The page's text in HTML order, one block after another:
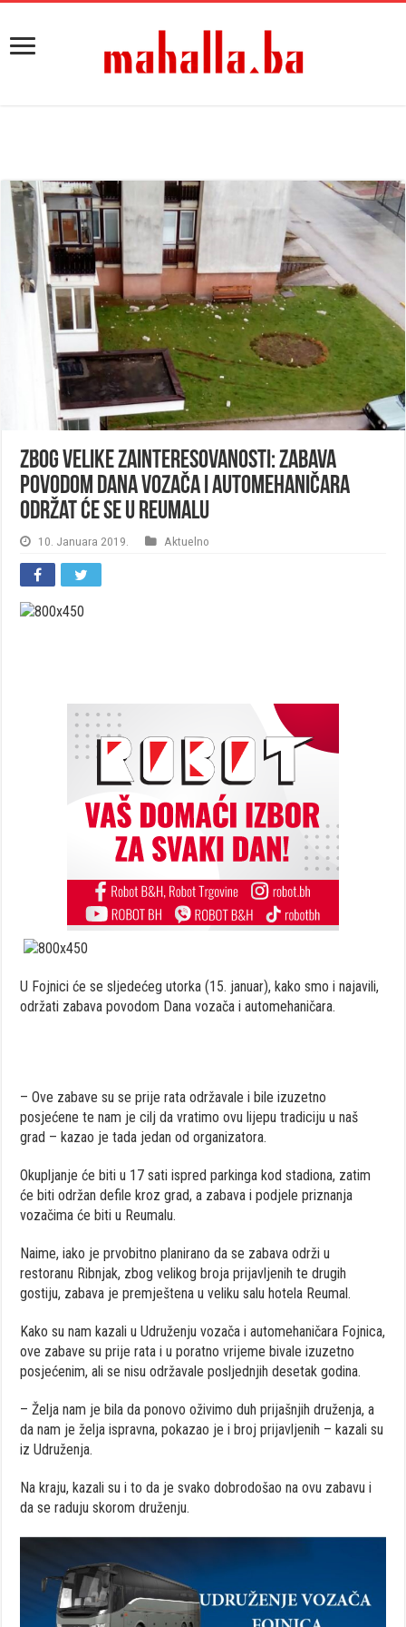
Zbog velike zainteresovanosti: Zabava
povodom Dana vozača i automehaničara
održat će se u Reumalu
10. Januara 2019. Aktuelno
U Fojnici će se sljedećeg utorka (15. januar), kako smo i najavili,
održati zabava povodom Dana vozača i automehaničara.
– Ove zabave su se prije rata održavale i bile izuzetno
posjećene te nam je cilj da vratimo ovu lijepu tradiciju u naš
grad – kazao je tada jedan od organizatora.
Okupljanje će biti u 17 sati ispred parkinga kod stadiona, zatim
će biti održan defile kroz grad, a zabava i podjele priznanja
vozačima će biti u Reumalu.
Naime, iako je prvobitno planirano da se zabava održi u
restoranu Ribnjak, zbog velikog broja prijavljenih te drugih
gostiju, zabava je premještena u veliku salu hotela Reumal.
Kako su nam kazali u Udruženju vozača i automehaničara Fojnica,
ove zabave su prije rata i u poratno vrijeme bivale izuzetno
posjećenim, ali se nisu održavale posljednjih desetak godina.
– Želja nam je bila da ponovo oživimo duh prijašnjih druženja, a
da nam je želja ispravna, pokazao je i broj prijavljenih – kazali su
iz Udruženja.
Na kraju, kazali su i to da je svako dobrodošao na ovu zabavu i
da se raduju skorom druženju.